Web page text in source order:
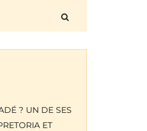
? UN DE SES
ET